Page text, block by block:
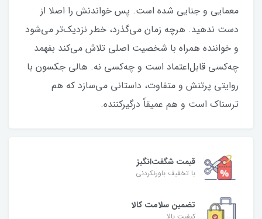
معمايى و جنايى شده است. پس خواندنش را اصلا از
دست ندهيد. هرچه زمان مى‌گذرد، خطر نزديک‌تر مى‌شود
و خواننده همراه با شخصيت اصلى تلاش مى‌كند بفهمد
چه‌كسى قابل‌اعتماد است و چه‌كسى نه. هالى جكسون با
روايتى پرتنش و متفاوت، داستانى مى‌سازد كه هم
ترسناک است و هم عميقاً درگیر‌کننده‌.
قیمت شگفت‌انگیز
با تخفیف باورنکردنی
تضمین سلامت کالا
کیفیت بالا